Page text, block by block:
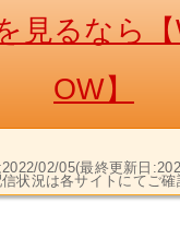
見るなら
OW】
02/05(最終更新日
状況は各サイトにてご